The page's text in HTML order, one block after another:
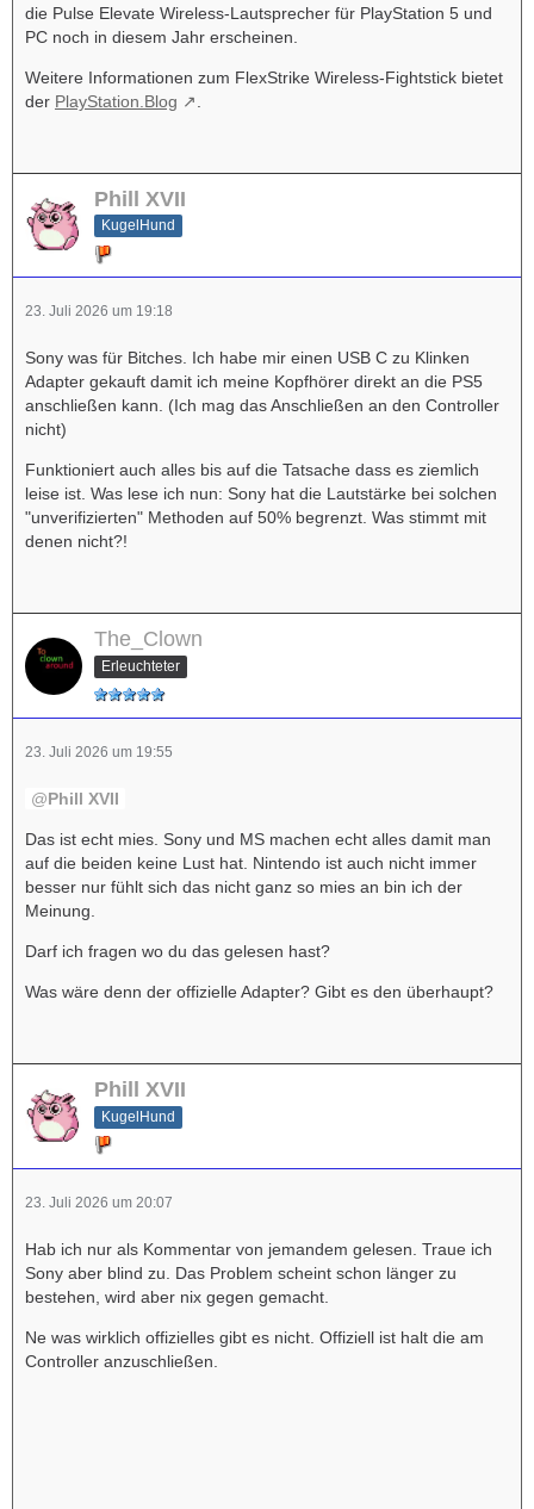
die Pulse Elevate Wireless-Lautsprecher für PlayStation 5 und
PC noch in diesem Jahr erscheinen.
Weitere Informationen zum FlexStrike Wireless-Fightstick bietet
der PlayStation.Blog
Phill XVII
KugelHund
23. Juli 2026 um 19:18
Sony was für Bitches. Ich habe mir einen USB C zu Klinken
Adapter gekauft damit ich meine Kopfhörer direkt an die PS5
anschließen kann. (Ich mag das Anschließen an den Controller
nicht)
Funktioniert auch alles bis auf die Tatsache dass es ziemlich
leise ist. Was lese ich nun: Sony hat die Lautstärke bei solchen
"unverifizierten" Methoden auf 50% begrenzt. Was stimmt mit
denen nicht?!
The_Clown
Erleuchteter
23. Juli 2026 um 19:55
Phill XVII
Das ist echt mies. Sony und MS machen echt alles damit man
auf die beiden keine Lust hat. Nintendo ist auch nicht immer
besser nur fühlt sich das nicht ganz so mies an bin ich der
Meinung.
Darf ich fragen wo du das gelesen hast?
Was wäre denn der offizielle Adapter? Gibt es den überhaupt?
Phill XVII
KugelHund
23. Juli 2026 um 20:07
Hab ich nur als Kommentar von jemandem gelesen. Traue ich
Sony aber blind zu. Das Problem scheint schon länger zu
bestehen, wird aber nix gegen gemacht.
Ne was wirklich offizielles gibt es nicht. Offiziell ist halt die am
Controller anzuschließen.